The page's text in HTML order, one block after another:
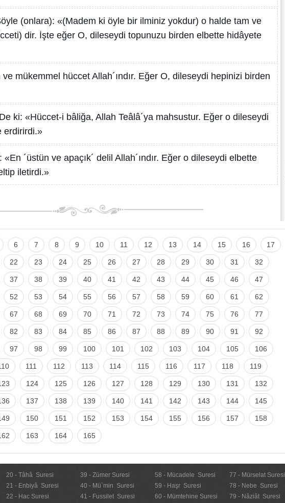
(onlara): «(Madem ki öyle bir ilminiz yokdur) o halde tam ve
dir. İşte eğer O, dileseydi topunuzu birden elbette hidâyete
mükemmel hüccet Allah´ındır. Eğer O, dileseydi hepinizi birden
De ki: «Hüccet-i bâliğa, Allah Teâlâ´ya mahsustur. Eğer o dileseydi
erdirirdi.»
«En ´üstün ve apaçık´ delil Allah´ındır. Eğer o dileseydi elbette
iletirdi.»
6 7 8 9 10 11 12 13 14 15 16 17
22 23 24 25 26 27 28 29 30 31 32
37 38 39 40 41 42 43 44 45 46 47
52 53 54 55 56 57 58 59 60 61 62
67 68 69 70 71 72 73 74 75 76 77
82 83 84 85 86 87 88 89 90 91 92
97 98 99 100 101 102 103 104 105 106
111 112 113 114 115 116 117 118 119
124 125 126 127 128 129 130 131 132
137 138 139 140 141 142 143 144 145
150 151 152 153 154 155 156 157 158
163 164 165
20 - Tâhâ Suresi
21 - Enbiyâ Suresi
22 - Hac Suresi
39 - Zümer Suresi
40 - Mü`min Suresi
41 - Fussilet Suresi
58 - Mücadele Suresi
59 - Haşr Suresi
60 - Mümtehine Suresi
77 - Mürselat Suresi
78 - Nebe Suresi
79 - Nâziât Suresi